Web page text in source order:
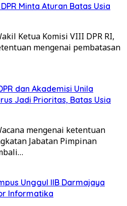
Minta Aturan Batas Usia
Ketua Komisi VIII DPR RI,
mengenai pembatasan
dan Akademisi Unila
Jadi Prioritas, Batas Usia
mengenai ketentuan
Jabatan Pimpinan
Unggul IIB Darmajaya
Informatika